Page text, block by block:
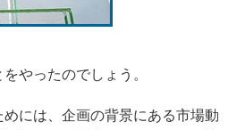
やったのでしょう。
には、企画の背景にある市場動